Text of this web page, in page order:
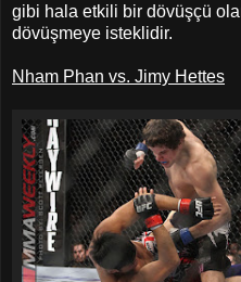
gibi hala etkili bir dövüşçü
dövüşmeye isteklidir.
Nham Phan vs. Jimy Hettes